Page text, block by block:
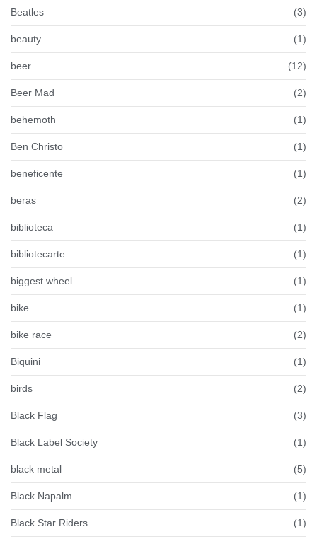
Beatles (3)
beauty (1)
beer (12)
Beer Mad (2)
behemoth (1)
Ben Christo (1)
beneficente (1)
beras (2)
biblioteca (1)
bibliotecarte (1)
biggest wheel (1)
bike (1)
bike race (2)
Biquini (1)
birds (2)
Black Flag (3)
Black Label Society (1)
black metal (5)
Black Napalm (1)
Black Star Riders (1)